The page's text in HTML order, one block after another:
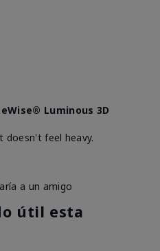
Luminous 3D
doesn't feel heavy.
a un amigo
útil esta